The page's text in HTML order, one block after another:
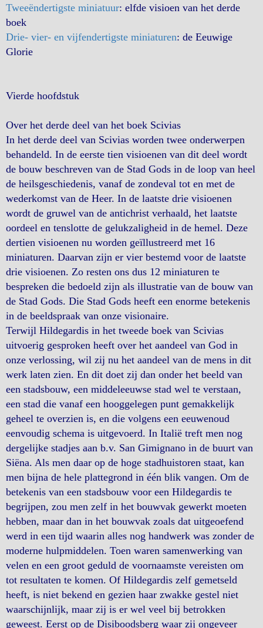
Tweeëndertigste miniatuur: elfde visioen van het derde
boek
Drie- vier- en vijfendertigste miniaturen: de Eeuwige
Glorie
Vierde hoofdstuk
Over het derde deel van het boek Scivias
In het derde deel van Scivias worden twee onderwerpen
behandeld. In de eerste tien visioenen van dit deel wordt
de bouw beschreven van de Stad Gods in de loop van heel
de heilsgeschiedenis, vanaf de zondeval tot en met de
wederkomst van de Heer. In de laatste drie visioenen
wordt de gruwel van de antichrist verhaald, het laatste
oordeel en tenslotte de gelukzaligheid in de hemel. Deze
dertien visioenen nu worden geïllustreerd met 16
miniaturen. Daarvan zijn er vier bestemd voor de laatste
drie visioenen. Zo resten ons dus 12 miniaturen te
bespreken die bedoeld zijn als illustratie van de bouw van
de Stad Gods. Die Stad Gods heeft een enorme betekenis
in de beeldspraak van onze visionaire.
Terwijl Hildegardis in het tweede boek van Scivias
uitvoerig gesproken heeft over het aandeel van God in
onze verlossing, wil zij nu het aandeel van de mens in dit
werk laten zien. En dit doet zij dan onder het beeld van
een stadsbouw, een middeleeuwse stad wel te verstaan,
een stad die vanaf een hooggelegen punt gemakkelijk
geheel te overzien is, en die volgens een eeuwenoud
eenvoudig schema is uitgevoerd. In Italië treft men nog
dergelijke stadjes aan b.v. San Gimignano in de buurt van
Siëna. Als men daar op de hoge stadhuistoren staat, kan
men bijna de hele plattegrond in één blik vangen. Om de
betekenis van een stadsbouw voor een Hildegardis te
begrijpen, zou men zelf in het bouwvak gewerkt moeten
hebben, maar dan in het bouwvak zoals dat uitgeoefend
werd in een tijd waarin alles nog handwerk was zonder de
moderne hulpmiddelen. Toen waren samenwerking van
velen en een groot geduld de voornaamste vereisten om
tot resultaten te komen. Of Hildegardis zelf gemetseld
heeft, is niet bekend en gezien haar zwakke gestel niet
waarschijnlijk, maar zij is er wel veel bij betrokken
geweest. Eerst op de Disiboodsberg waar zij ongeveer